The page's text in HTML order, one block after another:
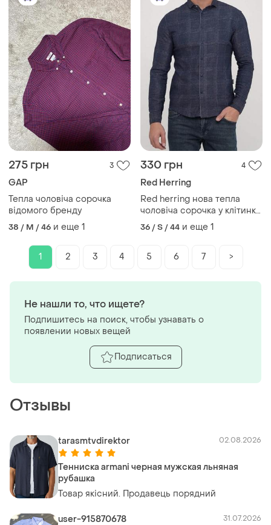
275 грн 3
GAP
Тепла чоловіча сорочка
відомого бренду
38 / M / 46 и еще 1
330 грн 4
Red Herring
Red herring нова тепла
чоловіча сорочка у клітинку
синя фланель розмір м
36 / S / 44 и еще 1
1 2 3 4 5 6 7 >
Отзывы
tarasmtvdirektor 02.08.2026
Тенниска armani черная мужская льняная
рубашка
Товар якісний. Продавець порядний
user-915870678 31.07.2026
Не нашли то, что ищете?
Подпишитесь на поиск, чтобы узнавать о
появлении новых вещей
Подписаться